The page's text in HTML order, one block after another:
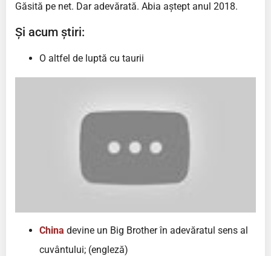
Găsită pe net. Dar adevărată. Abia aștept anul 2018.
Și acum știri:
O altfel de luptă cu taurii
China devine un Big Brother în adevăratul sens al
cuvântului; (engleză)